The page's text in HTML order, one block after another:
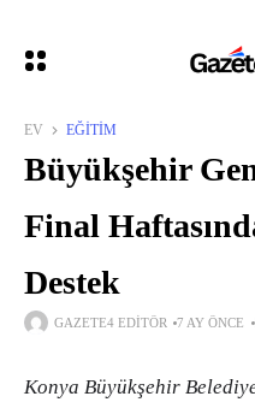
EV EĞITIM
Büyükşehir
Final
Destek
GAZETE4 EDITÖR 7 AY ÖNCE
Konya Büyükşehir